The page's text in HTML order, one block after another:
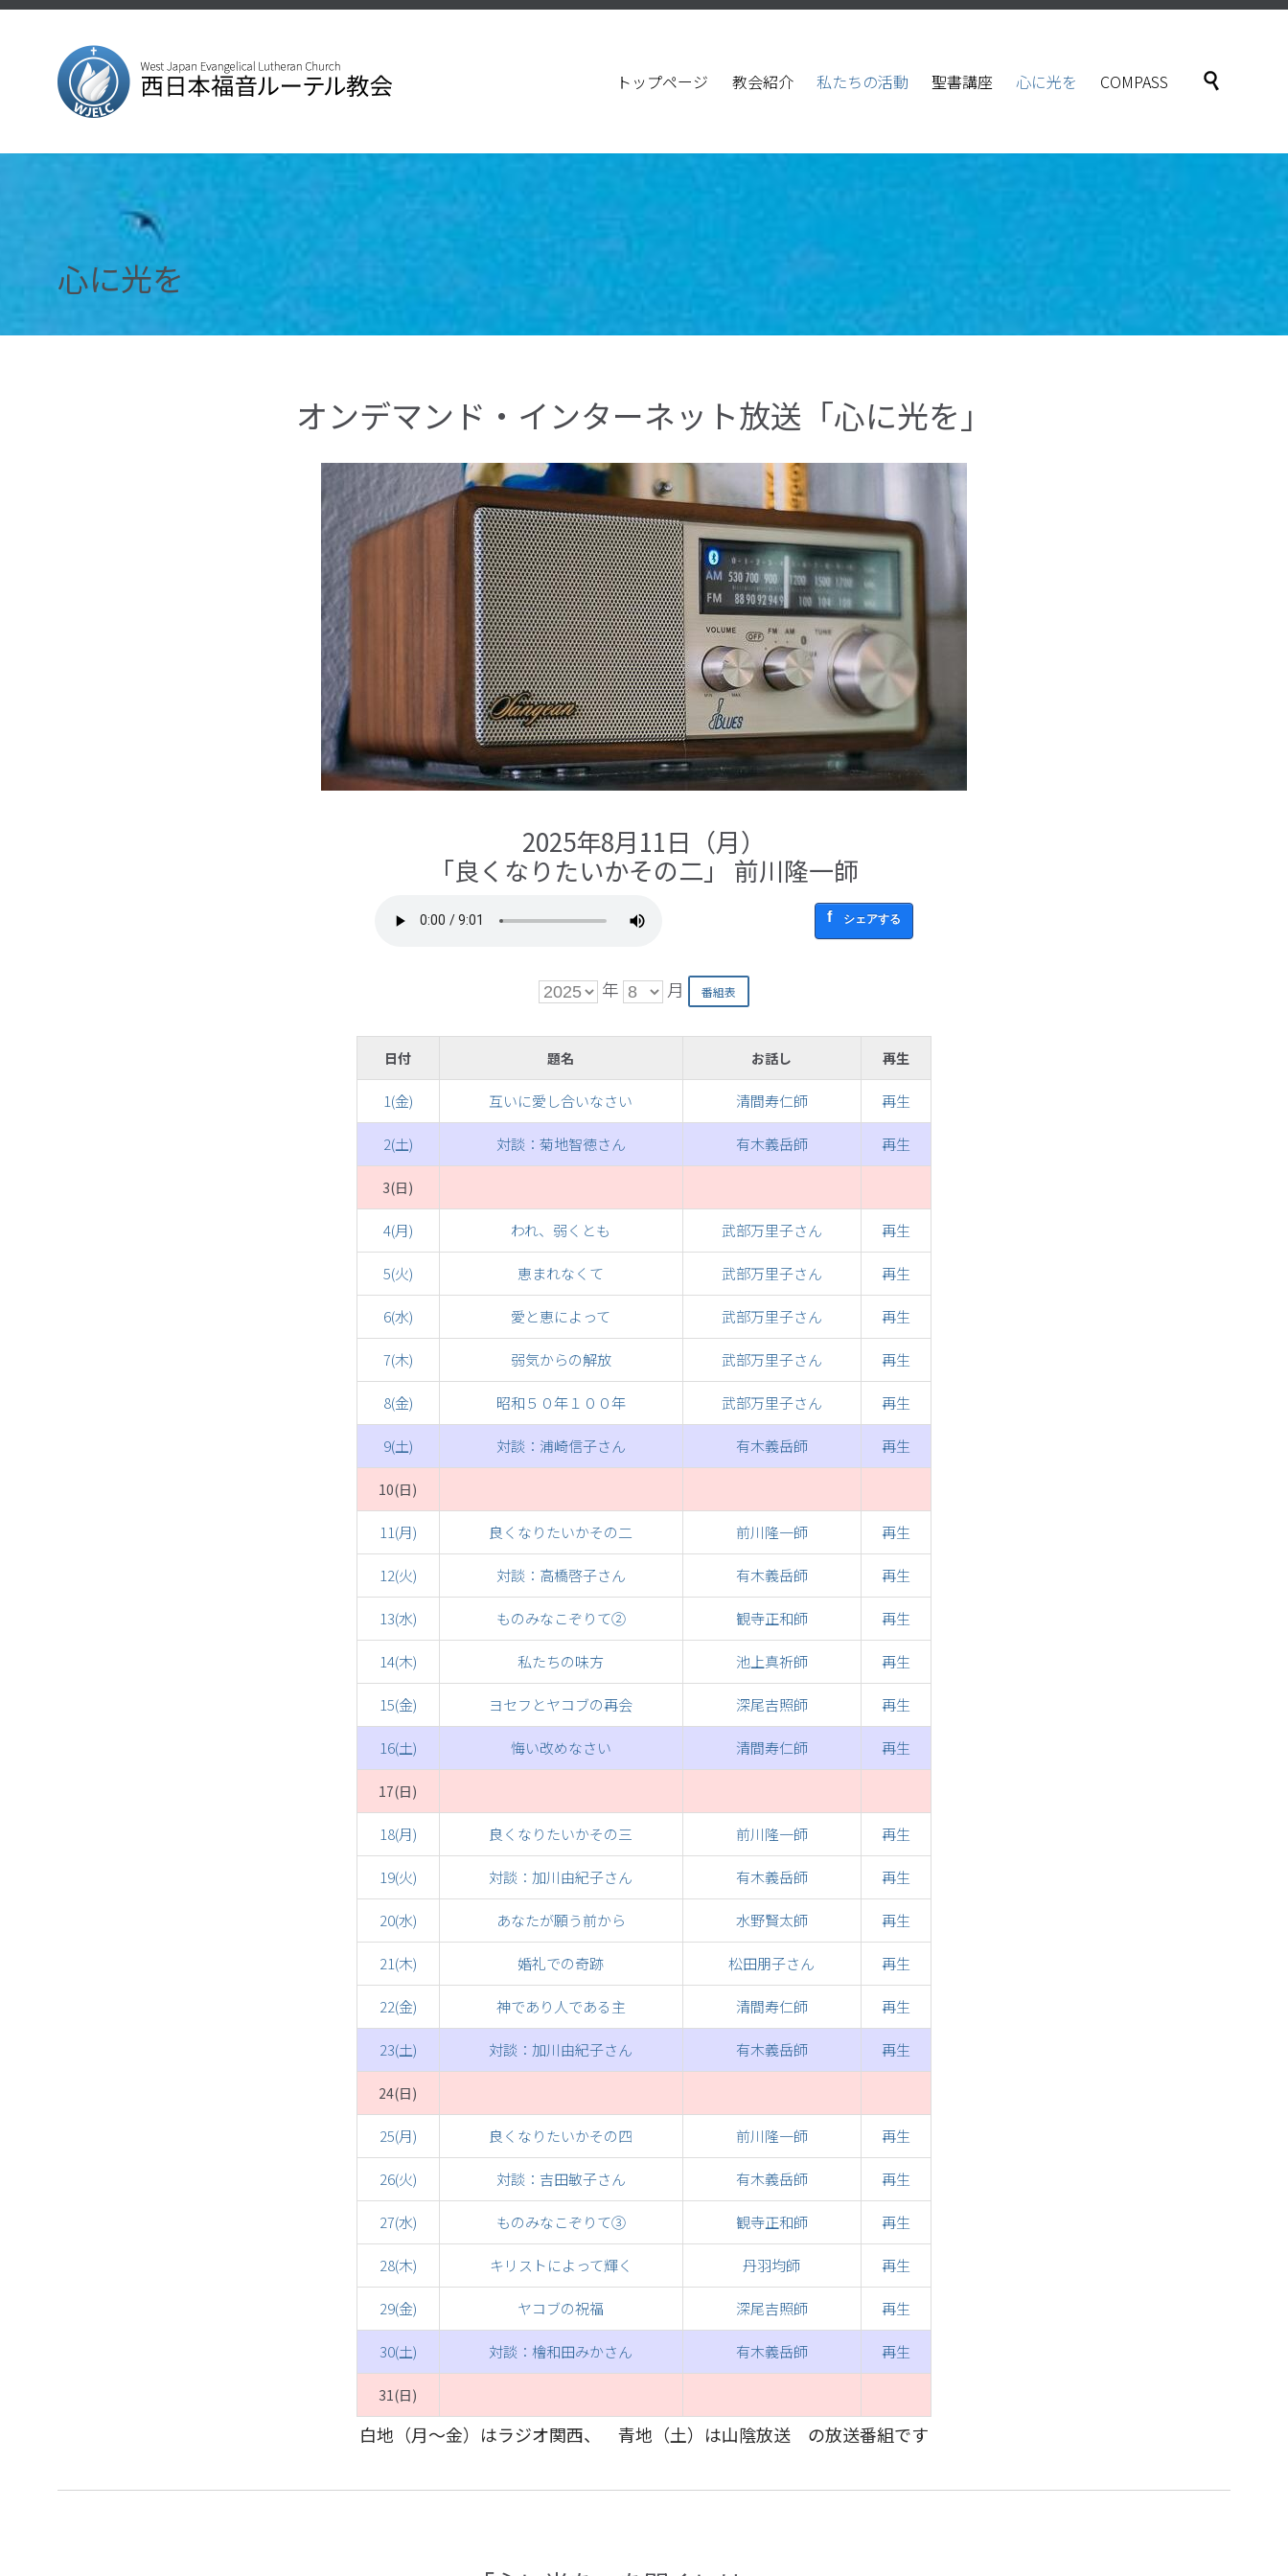
Skip
トップページ 教会紹介 私たちの活動 聖書講座 心に光を COMPASS 
心に光を
オンデマンド・インターネット放送「心に光を」
2025年8月11日（月）
「良くなりたいかその二」 前川隆一師
シェアする
年 月
日付 題名 お話し 再生
1(金) 互いに愛し合いなさい 清間寿仁師 再生
2(土) 対談：菊地智徳さん 有木義岳師 再生
3(日)
4(月) われ、弱くとも 武部万里子さん 再生
5(火) 恵まれなくて 武部万里子さん 再生
6(水) 愛と恵によって 武部万里子さん 再生
7(木) 弱気からの解放 武部万里子さん 再生
8(金) 昭和５０年１００年 武部万里子さん 再生
9(土) 対談：浦崎信子さん 有木義岳師 再生
10(日)
11(月) 良くなりたいかその二 前川隆一師 再生
12(火) 対談：高橋啓子さん 有木義岳師 再生
13(水) ものみなこぞりて② 観寺正和師 再生
14(木) 私たちの味方 池上真祈師 再生
15(金) ヨセフとヤコブの再会 深尾吉照師 再生
16(土) 悔い改めなさい 清間寿仁師 再生
17(日)
18(月) 良くなりたいかその三 前川隆一師 再生
19(火) 対談：加川由紀子さん 有木義岳師 再生
20(水) あなたが願う前から 水野賢太師 再生
21(木) 婚礼での奇跡 松田朋子さん 再生
22(金) 神であり人である主 清間寿仁師 再生
23(土) 対談：加川由紀子さん 有木義岳師 再生
24(日)
25(月) 良くなりたいかその四 前川隆一師 再生
26(火) 対談：吉田敏子さん 有木義岳師 再生
27(水) ものみなこぞりて③ 観寺正和師 再生
28(木) キリストによって輝く 丹羽均師 再生
29(金) ヤコブの祝福 深尾吉照師 再生
30(土) 対談：檜和田みかさん 有木義岳師 再生
31(日)
白地（月～金）はラジオ関西、 青地（土）は山陰放送 の放送番組です